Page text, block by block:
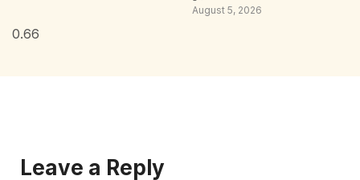
August 5, 2026
Leave a Reply